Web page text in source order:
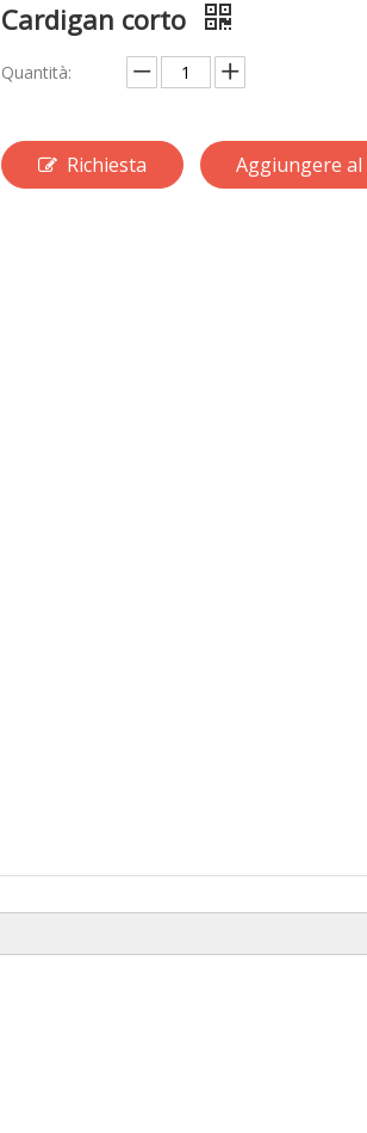
Cardigan corto
Quantità:
Richiesta Aggiungere